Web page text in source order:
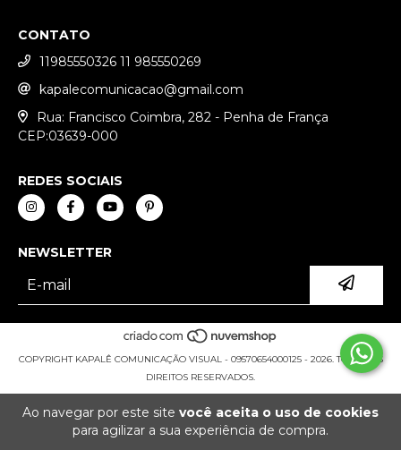
Ao navegar por este site você aceita o uso de cookies
para agilizar a sua experiência de compra.
CONTATO
11985550326 11 985550269
kapalecomunicacao@gmail.com
Rua: Francisco Coimbra, 282 - Penha de França
CEP:03639-000
REDES SOCIAIS
NEWSLETTER
COPYRIGHT KAPALÊ COMUNICAÇÃO VISUAL - 09570654000125 - 2026. TODOS OS
DIREITOS RESERVADOS.